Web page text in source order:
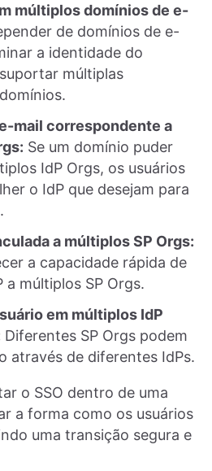
múltiplos domínios de e-
de domínios de e-
a identidade do
múltiplas
mail correspondente a
Se um domínio puder
IdP Orgs, os usuários
o IdP que desejam para
a múltiplos SP Orgs:
a capacidade rápida de
a múltiplos SP Orgs.
em múltiplos IdP
Diferentes SP Orgs podem
através de diferentes IdPs.
o SSO dentro de uma
a forma como os usuários
uma transição segura e